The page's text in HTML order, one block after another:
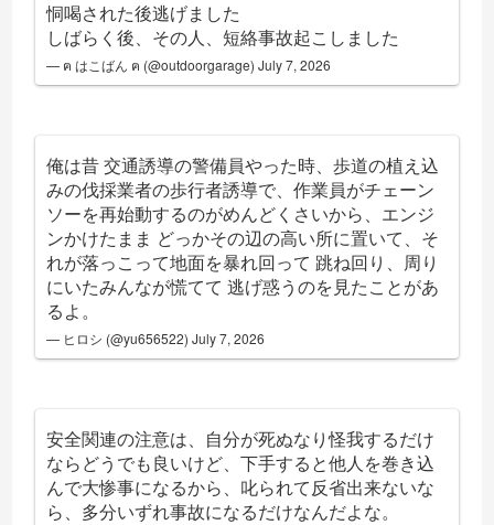
恫喝された後逃げました
しばらく後、その人、短絡事故起こしました
— ฅ はこばん ฅ (@outdoorgarage)July 7, 2026
俺は昔 交通誘導の警備員やった時、歩道の植え込
みの伐採業者の歩行者誘導で、作業員がチェーン
ソーを再始動するのがめんどくさいから、エンジ
ンかけたまま どっかその辺の高い所に置いて、そ
れが落っこって地面を暴れ回って 跳ね回り、周り
にいたみんなが慌てて 逃げ惑うのを見たことがあ
るよ。
— ヒロシ (@yu656522)July 7, 2026
安全関連の注意は、自分が死ぬなり怪我するだけ
ならどうでも良いけど、下手すると他人を巻き込
んで大惨事になるから、叱られて反省出来ないな
ら、多分いずれ事故になるだけなんだよな。